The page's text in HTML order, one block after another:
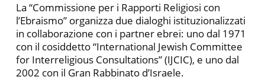
La “Commissione per i Rapporti Religiosi con
l’Ebraismo” organizza due dialoghi istituzionalizzati
in collaborazione con i partner ebrei: uno dal 1971
con il cosiddetto “International Jewish Committee
for Interreligious Consultations” (IJCIC), e uno dal
2002 con il Gran Rabbinato d’Israele.